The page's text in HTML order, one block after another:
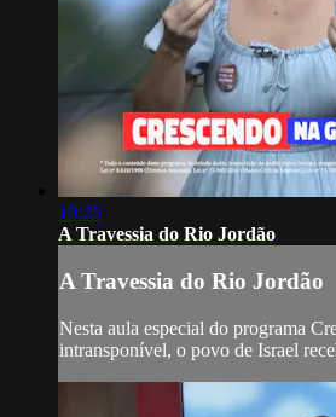
19:25
A Travessia do Rio Jordão
A Travessia do Rio Jordão
Nesta aula especial do programa
intransponível, o povo de Israel